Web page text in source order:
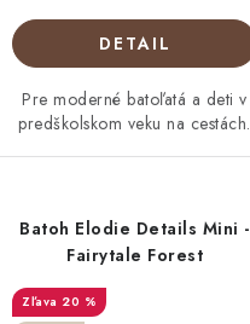
DETAIL
Pre moderné batoľatá a deti v
predškolskom veku na cestách.
Batoh Elodie Details Mini -
Fairytale Forest
20 %